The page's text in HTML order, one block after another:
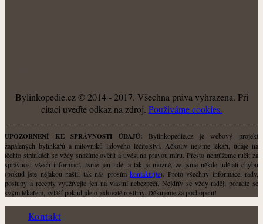
Bylinkopedie.cz © 2014 - 2017. Všechna práva vyhrazena. Při
citaci uveďte odkaz na zdroj. Použiváme cookies.
UPOZORNĚNÍ KE SPRÁVNOSTI ÚDAJŮ: Bylinkopedie.cz je webový projekt
zapálených bylinkářů a milovníků lidového léčitelství. Ačkoliv nejsme lékaři, údaje na
těchto stránkách se vždy snažíme ověřit a uvést na pravou míru. Přesto nemůžeme ručit za
správnost všech informací. Jsme jen lidé, a tak je možné, že jsme někde udělali chybu
(pokud jste nějakou našli, tak nás prosímkontaktujte). Proto všechny informace, rady,
postupy a recepty využívejte jen na vlastní nebezpečí. Nejdřív se vždy raději poraďte se
svým lékařem, zvlášť pokud jde o jedovaté rostliny. Děkujeme za pochopení!
Kontakt